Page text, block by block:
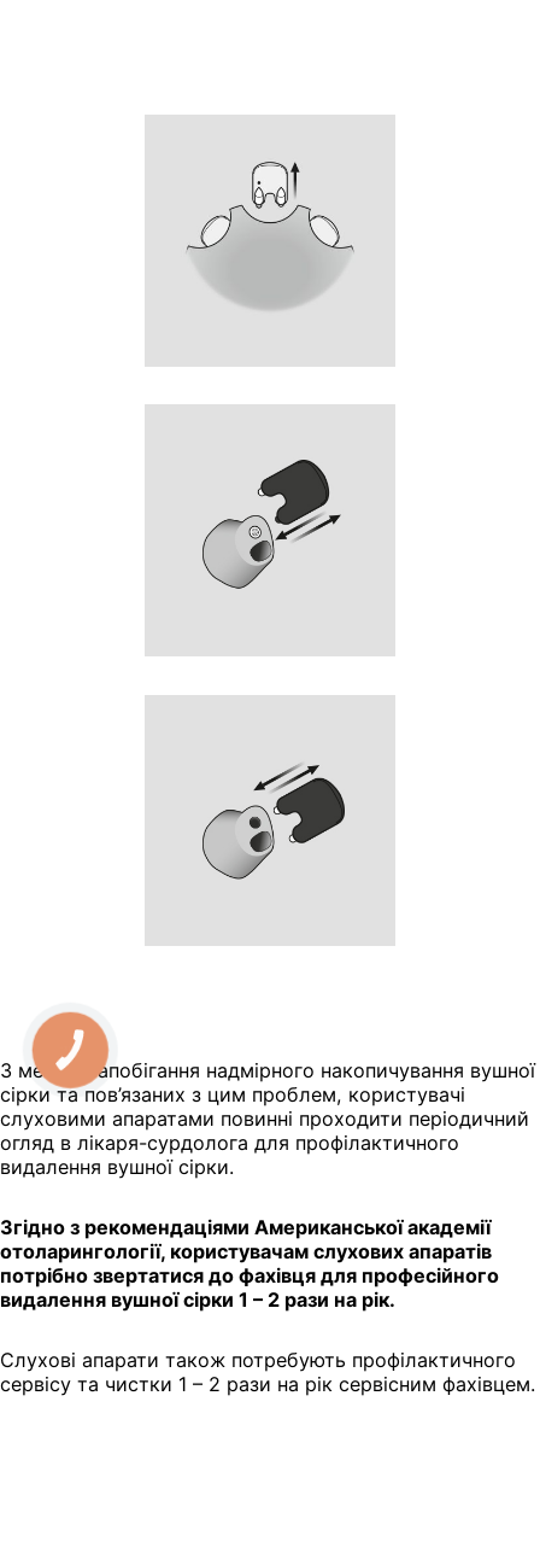
З метою запобігання надмірного накопичування вушної
сірки та пов’язаних з цим проблем, користувачі
слуховими апаратами повинні проходити періодичний
огляд в лікаря-сурдолога для профілактичного
видалення вушної сірки.
Згідно з рекомендаціями Американської академії
отоларингології, користувачам слухових апаратів
потрібно звертатися до фахівця для професійного
видалення вушної сірки 1 – 2 рази на рік.
Слухові апарати також потребують профілактичного
сервісу та чистки 1 – 2 рази на рік сервісним фахівцем.
КНОПКА
ЗВ'ЯЗКУ